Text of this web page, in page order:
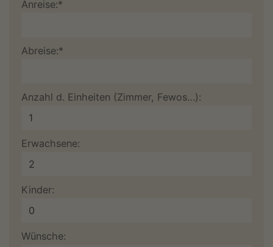
Anreise:*
Abreise:*
Anzahl d. Einheiten (Zimmer, Fewos…):
Erwachsene:
Kinder:
Wünsche: